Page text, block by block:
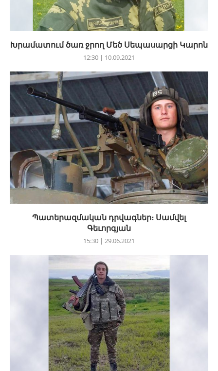
Խրամատում ծառ ջրող Մեծ Սեպասարցի Կարոն
12:30 | 10.09.2021
Պատերազմական դրվագներ։ Սամվել
Գեւորգյան
15:30 | 29.06.2021